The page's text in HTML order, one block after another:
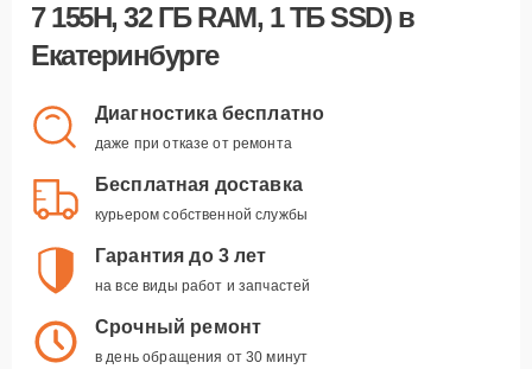
7 155H, 32 ГБ RAM, 1 ТБ SSD)в
Екатеринбурге
Диагностика бесплатно
даже при отказе от ремонта
Бесплатная доставка
курьером собственной службы
Гарантия до 3 лет
на все виды работ и запчастей
Срочный ремонт
в день обращения от 30 минут